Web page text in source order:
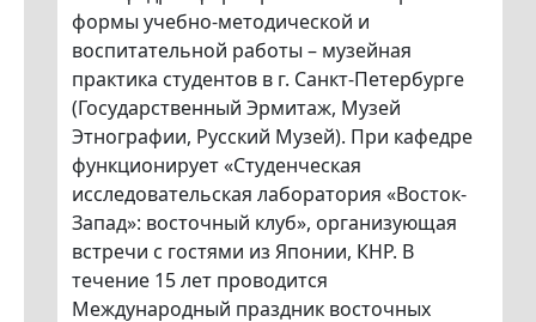
формы учебно-методической и
воспитательной работы – музейная
практика студентов в г. Санкт-Петербурге
(Государственный Эрмитаж, Музей
Этнографии, Русский Музей). При кафедре
функционирует «Студенческая
исследовательская лаборатория «Восток-
Запад»: восточный клуб», организующая
встречи с гостями из Японии, КНР. В
течение 15 лет проводится
Международный праздник восточных